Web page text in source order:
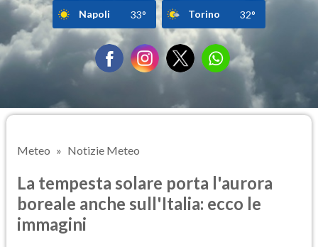
Napoli 33° Torino 32°
Meteo Notizie Meteo
La tempesta solare porta l'aurora
boreale anche sull'Italia: ecco le
immagini